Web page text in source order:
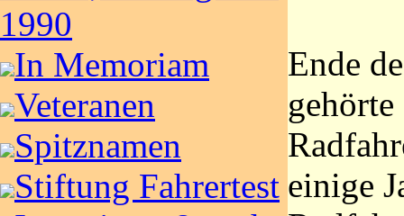
1990
In Memoriam
Veteranen
Spitznamen
Stiftung Fahrertest
Ende
einige